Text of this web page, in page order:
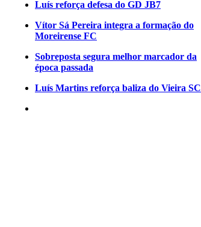
Luís reforça defesa do GD JB7
Vítor Sá Pereira integra a formação do
Moreirense FC
Sobreposta segura melhor marcador da
época passada
Luís Martins reforça baliza do Vieira SC